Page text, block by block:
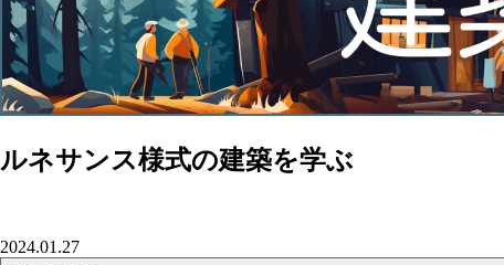
ルネサンス様式の建築を学ぶ
2024.01.27